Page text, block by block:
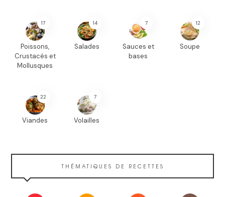
17
Poissons,
Crustacés et
Mollusques
14
Salades
7
Sauces et
bases
12
Soupe
22
Viandes
7
Volailles
THÉMATIQUES DE RECETTES